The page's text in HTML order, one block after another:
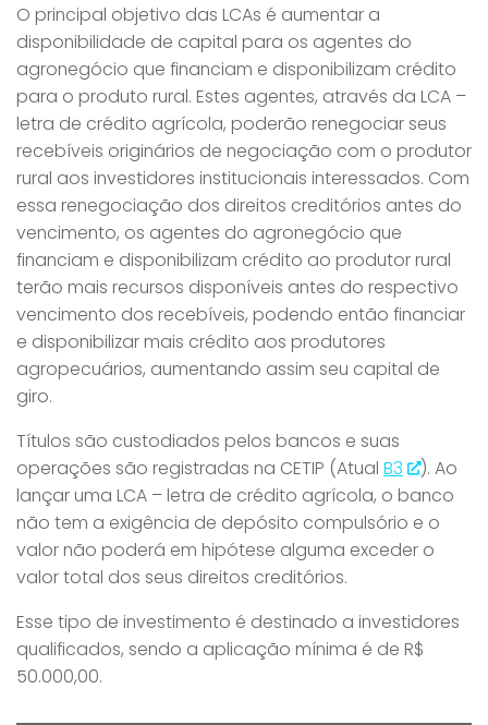
O principal objetivo das LCAs é aumentar a
disponibilidade de capital para os agentes do
agronegócio que financiam e disponibilizam crédito
para o produto rural. Estes agentes, através da LCA –
letra de crédito agrícola, poderão renegociar seus
recebíveis originários de negociação com o produtor
rural aos investidores institucionais interessados. Com
essa renegociação dos direitos creditórios antes do
vencimento, os agentes do agronegócio que
financiam e disponibilizam crédito ao produtor rural
terão mais recursos disponíveis antes do respectivo
vencimento dos recebíveis, podendo então financiar
e disponibilizar mais crédito aos produtores
agropecuários, aumentando assim seu capital de
giro.
Títulos são custodiados pelos bancos e suas
operações são registradas na CETIP (Atual B3
). Ao
lançar uma LCA – letra de crédito agrícola, o banco
não tem a exigência de depósito compulsório e o
valor não poderá em hipótese alguma exceder o
valor total dos seus direitos creditórios.
Esse tipo de investimento é destinado a investidores
qualificados, sendo a aplicação mínima é de R$
50.000,00.